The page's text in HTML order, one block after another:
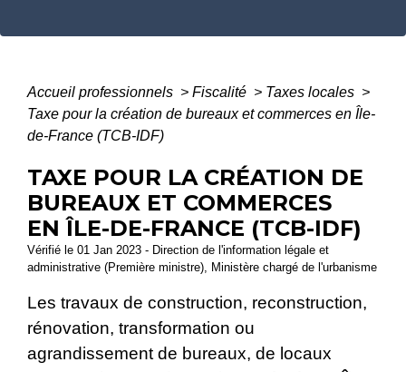
Accueil professionnels > Fiscalité > Taxes locales >
Taxe pour la création de bureaux et commerces en Île-
de-France (TCB-IDF)
TAXE POUR LA CRÉATION DE
BUREAUX ET COMMERCES
EN ÎLE-DE-FRANCE (TCB-IDF)
Vérifié le 01 Jan 2023 - Direction de l'information légale et
administrative (Première ministre), Ministère chargé de l'urbanisme
Les travaux de construction, reconstruction,
rénovation, transformation ou
agrandissement de bureaux, de locaux